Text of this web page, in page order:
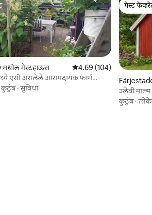
मधील गेस्टहाऊस 5 पैकी 4.69 सरासरी रेटिंग,
4.69 (104)
एसी असलेले आरामदायक फार्म
कुटुंब·सुविधा
गेस्ट
गेस्ट
उलेवी माल्म
कुटुंब·